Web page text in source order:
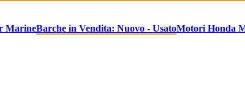
MarineBarche in Vendita: Nuovo - UsatoMotori Honda